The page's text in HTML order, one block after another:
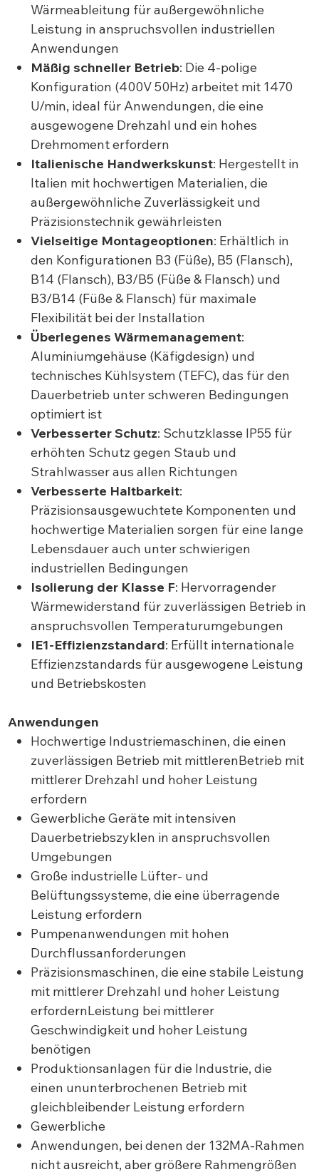
Wärmeableitung für außergewöhnliche
Leistung in anspruchsvollen industriellen
Anwendungen
Mäßig schneller Betrieb: Die 4-polige
Konfiguration (400V 50Hz) arbeitet mit 1470
U/min, ideal für Anwendungen, die eine
ausgewogene Drehzahl und ein hohes
Drehmoment erfordern
Italienische Handwerkskunst: Hergestellt in
Italien mit hochwertigen Materialien, die
außergewöhnliche Zuverlässigkeit und
Präzisionstechnik gewährleisten
Vielseitige Montageoptionen: Erhältlich in
den Konfigurationen B3 (Füße), B5 (Flansch),
B14 (Flansch), B3/B5 (Füße & Flansch) und
B3/B14 (Füße & Flansch) für maximale
Flexibilität bei der Installation
Überlegenes Wärmemanagement:
Aluminiumgehäuse (Käfigdesign) und
technisches Kühlsystem (TEFC), das für den
Dauerbetrieb unter schweren Bedingungen
optimiert ist
Verbesserter Schutz: Schutzklasse IP55 für
erhöhten Schutz gegen Staub und
Strahlwasser aus allen Richtungen
Verbesserte Haltbarkeit:
Präzisionsausgewuchtete Komponenten und
hochwertige Materialien sorgen für eine lange
Lebensdauer auch unter schwierigen
industriellen Bedingungen
Isolierung der Klasse F: Hervorragender
Wärmewiderstand für zuverlässigen Betrieb in
anspruchsvollen Temperaturumgebungen
IE1-Effizienzstandard: Erfüllt internationale
Effizienzstandards für ausgewogene Leistung
und Betriebskosten
Anwendungen
Hochwertige Industriemaschinen, die einen
zuverlässigen Betrieb mit mittlerenBetrieb mit
mittlerer Drehzahl und hoher Leistung
erfordern
Gewerbliche Geräte mit intensiven
Dauerbetriebszyklen in anspruchsvollen
Umgebungen
Große industrielle Lüfter- und
Belüftungssysteme, die eine überragende
Leistung erfordern
Pumpenanwendungen mit hohen
Durchflussanforderungen
Präzisionsmaschinen, die eine stabile Leistung
mit mittlerer Drehzahl und hoher Leistung
erfordernLeistung bei mittlerer
Geschwindigkeit und hoher Leistung
benötigen
Produktionsanlagen für die Industrie, die
einen ununterbrochenen Betrieb mit
gleichbleibender Leistung erfordern
Gewerbliche
Anwendungen, bei denen der 132MA-Rahmen
nicht ausreicht, aber größere Rahmengrößen